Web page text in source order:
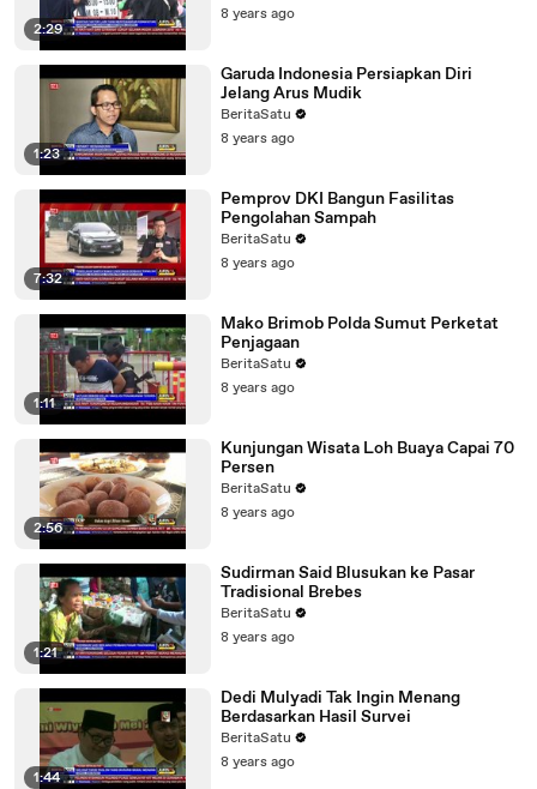
2:29
8 years ago
1:23
Garuda Indonesia Persiapkan Diri
Jelang Arus Mudik
BeritaSatu
8 years ago
7:32
Pemprov DKI Bangun Fasilitas
Pengolahan Sampah
BeritaSatu
8 years ago
1:11
Mako Brimob Polda Sumut Perketat
Penjagaan
BeritaSatu
8 years ago
2:56
Kunjungan Wisata Loh Buaya Capai 70
Persen
BeritaSatu
8 years ago
1:21
Sudirman Said Blusukan ke Pasar
Tradisional Brebes
BeritaSatu
8 years ago
1:44
Dedi Mulyadi Tak Ingin Menang
Berdasarkan Hasil Survei
BeritaSatu
8 years ago